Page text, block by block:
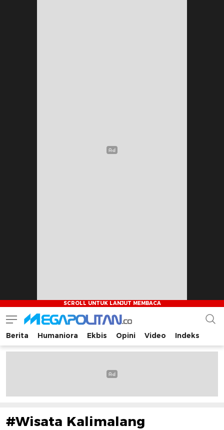
Megapolitan.co
Menyajikan berita-berita fakta bagi pembaca
Berita Humaniora Ekbis Opini Video Indeks
#Wisata Kalimalang